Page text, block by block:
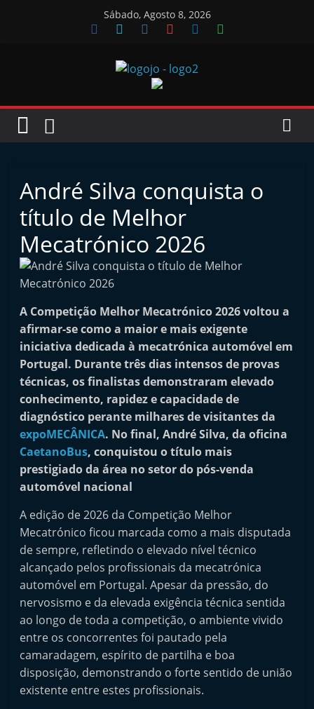
Sábado, Agosto 8, 2026
Jornal
Oficinas
J
o
r
n
l
i
n
d
e
p
e
n
d
e
t
e
o
A
f
t
e
r
m
André Silva conquista o
título de Melhor
Mecatrónico 2026
A Competição Melhor Mecatrónico 2026 voltou a
afirmar-se como a maior e mais exigente
iniciativa dedicada à mecatrónica automóvel em
Portugal. Durante três dias intensos de provas
técnicas, os finalistas demonstraram elevado
conhecimento, rapidez e capacidade de
diagnóstico perante milhares de visitantes da
expoMECÂNICA. No final, André Silva, da oficina
CaetanoBus, conquistou o título mais
prestigiado da área no setor do pós-venda
automóvel nacional
A edição de 2026 da Competição Melhor
Mecatrónico ficou marcada como a mais disputada
de sempre, refletindo o elevado nível técnico
alcançado pelos profissionais da mecatrónica
automóvel em Portugal. Apesar da pressão, do
nervosismo e da elevada exigência técnica sentida
ao longo de toda a competição, o ambiente vivido
entre os concorrentes foi pautado pela
camaradagem, espírito de partilha e boa
disposição, demonstrando o forte sentido de união
existente entre estes profissionais.